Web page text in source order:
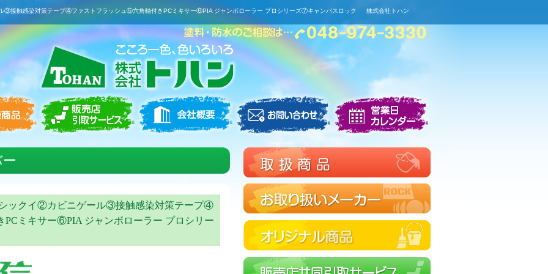
③接触感染対策テープ④ファストフラッシュ⑤六角軸付きPCミキサー⑥PIA ジャンボローラー プロシリーズ⑦キャンバスロック 株式会社トハン
ックイ②カビニゲール③接触感染対策テープ④
ミキサー⑥PIA ジャンボローラー プロシリー